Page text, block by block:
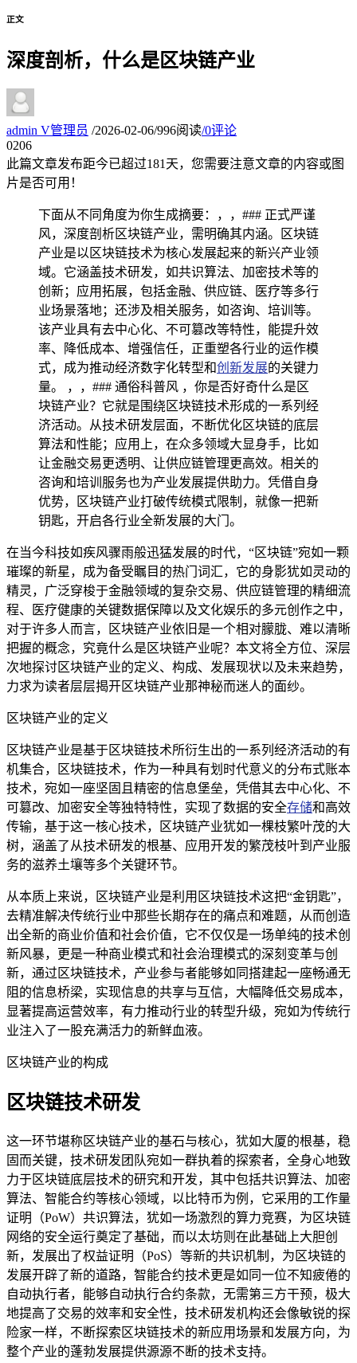
正文
深度剖析，什么是区块链产业
admin V管理员 /2026-02-06/996阅读/0评论
0206
此篇文章发布距今已超过181 天，您需要注意文章的内容或图
片是否可用！
下面从不同角度为你生成摘要：，，### 正式严谨
风，深度剖析区块链产业，需明确其内涵。区块链
产业是以区块链技术为核心发展起来的新兴产业领
域。它涵盖技术研发，如共识算法、加密技术等的
创新；应用拓展，包括金融、供应链、医疗等多行
业场景落地；还涉及相关服务，如咨询、培训等。
该产业具有去中心化、不可篡改等特性，能提升效
率、降低成本、增强信任，正重塑各行业的运作模
式，成为推动经济数字化转型和创新发展的关键力
量。 ，，### 通俗科普风 ，你是否好奇什么是区
块链产业？它就是围绕区块链技术形成的一系列经
济活动。从技术研发层面，不断优化区块链的底层
算法和性能；应用上，在众多领域大显身手，比如
让金融交易更透明、让供应链管理更高效。相关的
咨询和培训服务也为产业发展提供助力。凭借自身
优势，区块链产业打破传统模式限制，就像一把新
钥匙，开启各行业全新发展的大门。
在当今科技如疾风骤雨般迅猛发展的时代，“区块链”宛如一颗
璀璨的新星，成为备受瞩目的热门词汇，它的身影犹如灵动的
精灵，广泛穿梭于金融领域的复杂交易、供应链管理的精细流
程、医疗健康的关键数据保障以及文化娱乐的多元创作之中，
对于许多人而言，区块链产业依旧是一个相对朦胧、难以清晰
把握的概念，究竟什么是区块链产业呢？本文将全方位、深层
次地探讨区块链产业的定义、构成、发展现状以及未来趋势，
力求为读者层层揭开区块链产业那神秘而迷人的面纱。
区块链产业的定义
区块链产业是基于区块链技术所衍生出的一系列经济活动的有
机集合，区块链技术，作为一种具有划时代意义的分布式账本
技术，宛如一座坚固且精密的信息堡垒，凭借其去中心化、不
可篡改、加密安全等独特特性，实现了数据的安全存储和高效
传输，基于这一核心技术，区块链产业犹如一棵枝繁叶茂的大
树，涵盖了从技术研发的根基、应用开发的繁茂枝叶到产业服
务的滋养土壤等多个关键环节。
从本质上来说，区块链产业是利用区块链技术这把“金钥匙”，
去精准解决传统行业中那些长期存在的痛点和难题，从而创造
出全新的商业价值和社会价值，它不仅仅是一场单纯的技术创
新风暴，更是一种商业模式和社会治理模式的深刻变革与创
新，通过区块链技术，产业参与者能够如同搭建起一座畅通无
阻的信息桥梁，实现信息的共享与互信，大幅降低交易成本，
显著提高运营效率，有力推动行业的转型升级，宛如为传统行
业注入了一股充满活力的新鲜血液。
区块链产业的构成
区块链技术研发
这一环节堪称区块链产业的基石与核心，犹如大厦的根基，稳
固而关键，技术研发团队宛如一群执着的探索者，全身心地致
力于区块链底层技术的研究和开发，其中包括共识算法、加密
算法、智能合约等核心领域，以比特币为例，它采用的工作量
证明（PoW）共识算法，犹如一场激烈的算力竞赛，为区块链
网络的安全运行奠定了基础，而以太坊则在此基础上大胆创
新，发展出了权益证明（PoS）等新的共识机制，为区块链的
发展开辟了新的道路，智能合约技术更是如同一位不知疲倦的
自动执行者，能够自动执行合约条款，无需第三方干预，极大
地提高了交易的效率和安全性，技术研发机构还会像敏锐的探
险家一样，不断探索区块链技术的新应用场景和发展方向，为
整个产业的蓬勃发展提供源源不断的技术支持。